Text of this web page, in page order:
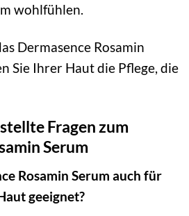
wohlfühlen.
Dermasence Rosamin
Sie Ihrer Haut die Pflege, die
Fragen zum
Serum
Rosamin Serum auch für
geeignet?